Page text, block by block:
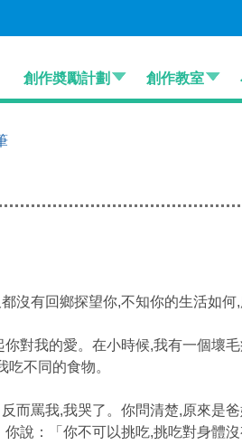
創作奬勵計劃 創作教室
沒有回鄉探望你,不知你的生活如何
對我的愛。在小時候,我有一個壞
不同的食物。
而罵我,我哭了。你問清楚,原來是
說：「你不可以挑吃,挑吃對身體